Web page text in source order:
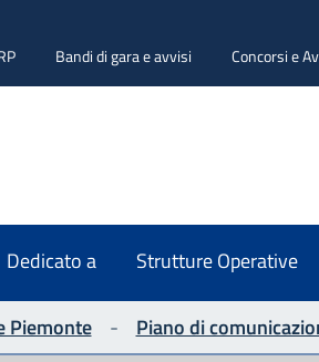
Bandi di gara e avvisi Concorsi e
Dedicato a Strutture Operative
Piemonte- Piano di